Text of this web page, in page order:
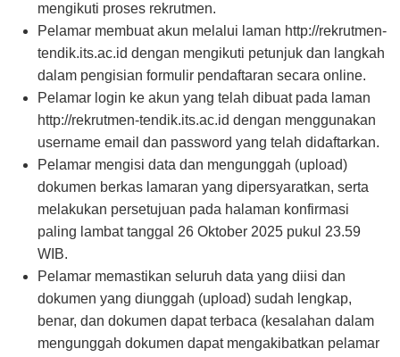
mengikuti proses rekrutmen.
Pelamar membuat akun melalui laman http://rekrutmen-
tendik.its.ac.id dengan mengikuti petunjuk dan langkah
dalam pengisian formulir pendaftaran secara online.
Pelamar login ke akun yang telah dibuat pada laman
http://rekrutmen-tendik.its.ac.id dengan menggunakan
username email dan password yang telah didaftarkan.
Pelamar mengisi data dan mengunggah (upload)
dokumen berkas lamaran yang dipersyaratkan, serta
melakukan persetujuan pada halaman konfirmasi
paling lambat tanggal 26 Oktober 2025 pukul 23.59
WIB.
Pelamar memastikan seluruh data yang diisi dan
dokumen yang diunggah (upload) sudah lengkap,
benar, dan dokumen dapat terbaca (kesalahan dalam
mengunggah dokumen dapat mengakibatkan pelamar